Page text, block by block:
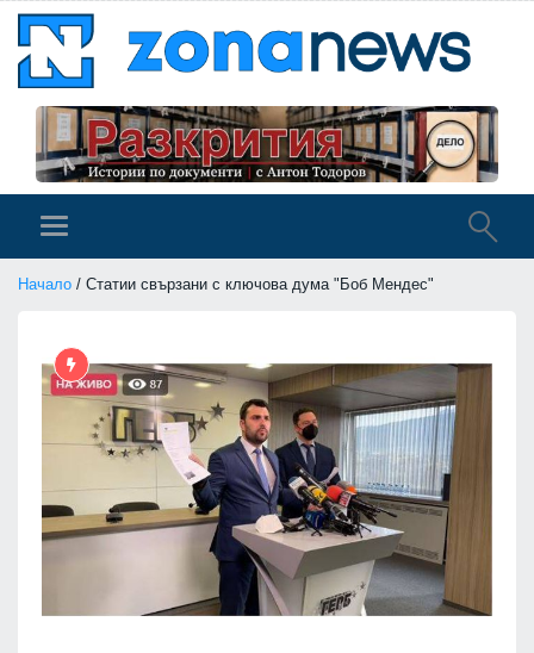
Начало / Статии свързани с ключова дума "Боб Мендес"